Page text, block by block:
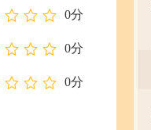
0分
0分
0分